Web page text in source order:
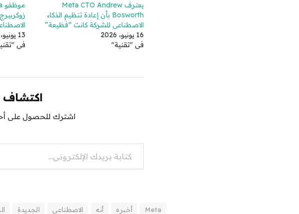
يعترف Meta CTO Andrew
Bosworth بأن إعادة تنظيم الذكاء
الاصطناعي للشركة كانت “فظيعة”
16 يونيو، 2026
في "تقنية"
13 يونيو، 2026
في
اكتشاف
اشترك للحصول على
كتابة بريدك الإلكتروني...
Meta أخبره أنه الاصطناعي الجديدة